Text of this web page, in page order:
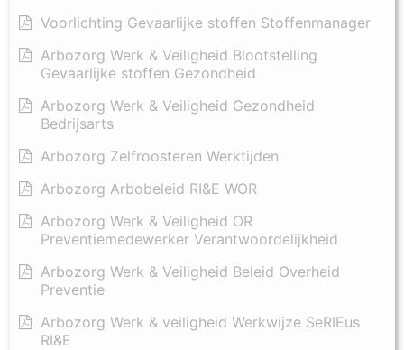
Voorlichting Gevaarlijke stoffen Stoffenmanager
Arbozorg Werk & Veiligheid Blootstelling
Gevaarlijke stoffen Gezondheid
Arbozorg Werk & Veiligheid Gezondheid
Bedrijsarts
Arbozorg Zelfroosteren Werktijden
Arbozorg Arbobeleid RI&E WOR
Arbozorg Werk & Veiligheid OR
Preventiemedewerker Verantwoordelijkheid
Arbozorg Werk & Veiligheid Beleid Overheid
Preventie
Arbozorg Werk & veiligheid Werkwijze SeRIEus
RI&E